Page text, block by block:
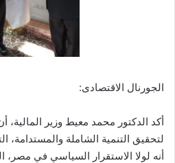
الجورنال الاقتصادى:
أكد الدكتور محمد معيط وزير المالية،
لتحقيق التنمية الشاملة
أنه لولا الاستقرار السياسي في